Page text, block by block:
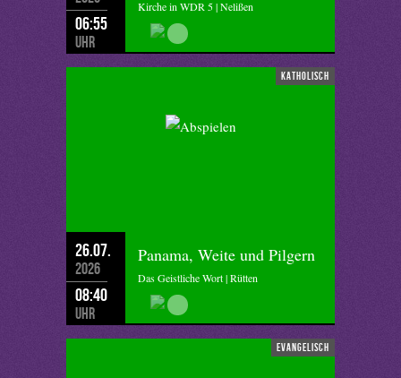
06:55
Uhr
Kirche in WDR 5 | Nelißen
katholisch
26.07.
2026
08:40
Uhr
Panama, Weite und Pilgern
Das Geistliche Wort | Rütten
evangelisch